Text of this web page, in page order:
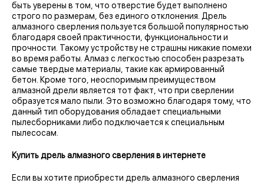
быть уверены в том, что отверстие будет выполнено
строго по размерам, без единого отклонения. Дрель
алмазного сверления пользуется большой популярностью
благодаря своей практичности, функциональности и
прочности. Такому устройству не страшны никакие помехи
во время работы. Алмаз с легкостью способен разрезать
самые твердые материалы, такие как армированный
бетон. Кроме того, неоспоримым преимуществом
алмазной дрели является тот факт, что при сверлении
образуется мало пыли. Это возможно благодаря тому, что
данный тип оборудования обладает специальными
пылесборниками либо подключается к специальным
пылесосам.
Купить дрель алмазного сверления в интернете
Если вы хотите приобрести дрель алмазного сверления